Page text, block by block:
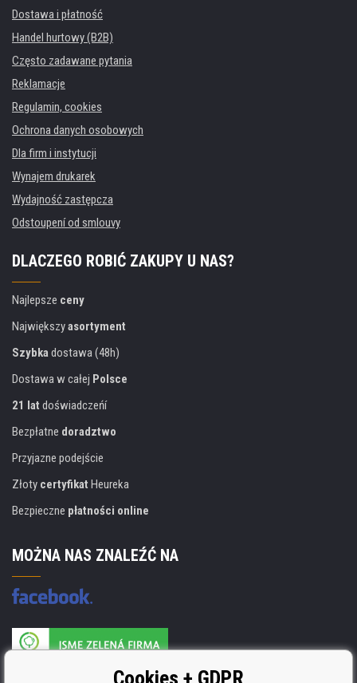
Dostawa i płatność
Handel hurtowy (B2B)
Często zadawane pytania
Reklamacje
Regulamin, cookies
Ochrona danych osobowych
Dla firm i instytucji
Wynajem drukarek
Wydajność zastępcza
Odstoupení od smlouvy
DLACZEGO ROBIĆ ZAKUPY U NAS?
Najlepsze ceny
Największyasortyment
Szybkadostawa (48h)
Dostawa w całej Polsce
21 lat doświadczeńí
Bezpłatne doradztwo
Przyjazne podejście
Złoty certyfikat Heureka
Bezpieczne płatności online
MOŻNA NAS ZNALEŹĆ NA
Producent wkładów posiada certyfikat
Cookies + GDPR